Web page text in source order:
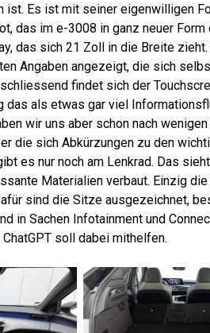
ist. Es ist mit seiner eigenwilligen
das im e-3008 in ganz neuer
das sich 21 Zoll in die Breite
Angaben angezeigt, die sich
findet sich der
das als etwas gar viel
wir uns aber schon nach
die sich Abkürzungen zu den
es nur noch am Lenkrad. Das
Materialien verbaut. Einzig
sind die Sitze ausgezeichnet,
in Sachen Infotainment und
soll dabei mithelfen.